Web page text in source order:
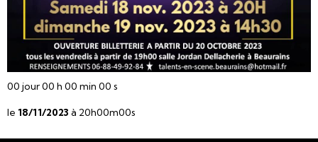
00 jour00 h 00 min 00 s
le 18/11/2023 à 20h00m00s